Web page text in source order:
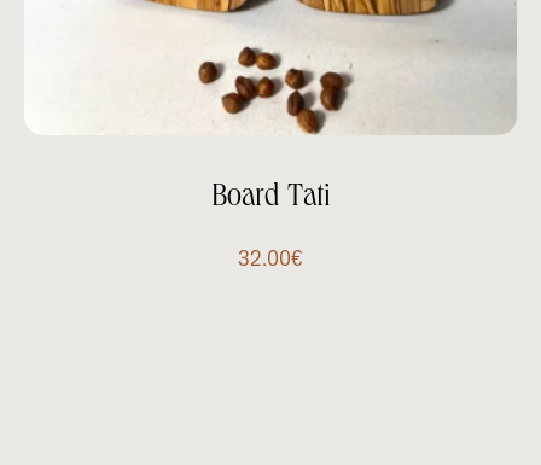
Board Tati
32.00€